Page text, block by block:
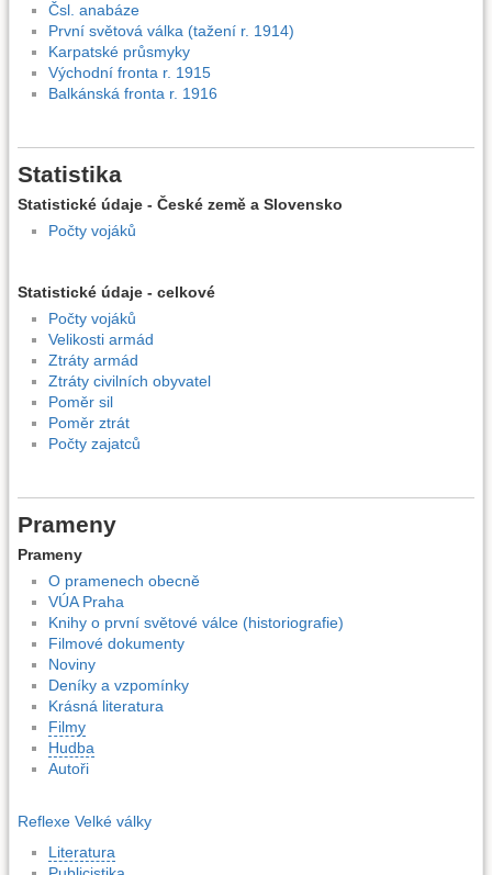
Čsl. anabáze
První světová válka (tažení r. 1914)
Karpatské průsmyky
Východní fronta r. 1915
Balkánská fronta r. 1916
Statistika
Statistické údaje - České země a Slovensko
Počty vojáků
Statistické údaje - celkové
Počty vojáků
Velikosti armád
Ztráty armád
Ztráty civilních obyvatel
Poměr sil
Poměr ztrát
Počty zajatců
Prameny
Prameny
O pramenech obecně
VÚA Praha
Knihy o první světové válce (historiografie)
Filmové dokumenty
Noviny
Deníky a vzpomínky
Krásná literatura
Filmy
Hudba
Autoři
Reflexe Velké války
Literatura